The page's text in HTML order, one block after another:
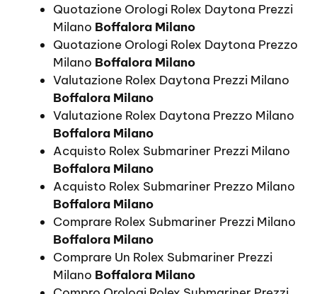
Quotazione Orologi Rolex Daytona Prezzi
Milano Boffalora Milano
Quotazione Orologi Rolex Daytona Prezzo
Milano Boffalora Milano
Valutazione Rolex Daytona Prezzi Milano
Boffalora Milano
Valutazione Rolex Daytona Prezzo Milano
Boffalora Milano
Acquisto Rolex Submariner Prezzi Milano
Boffalora Milano
Acquisto Rolex Submariner Prezzo Milano
Boffalora Milano
Comprare Rolex Submariner Prezzi Milano
Boffalora Milano
Comprare Un Rolex Submariner Prezzi
Milano Boffalora Milano